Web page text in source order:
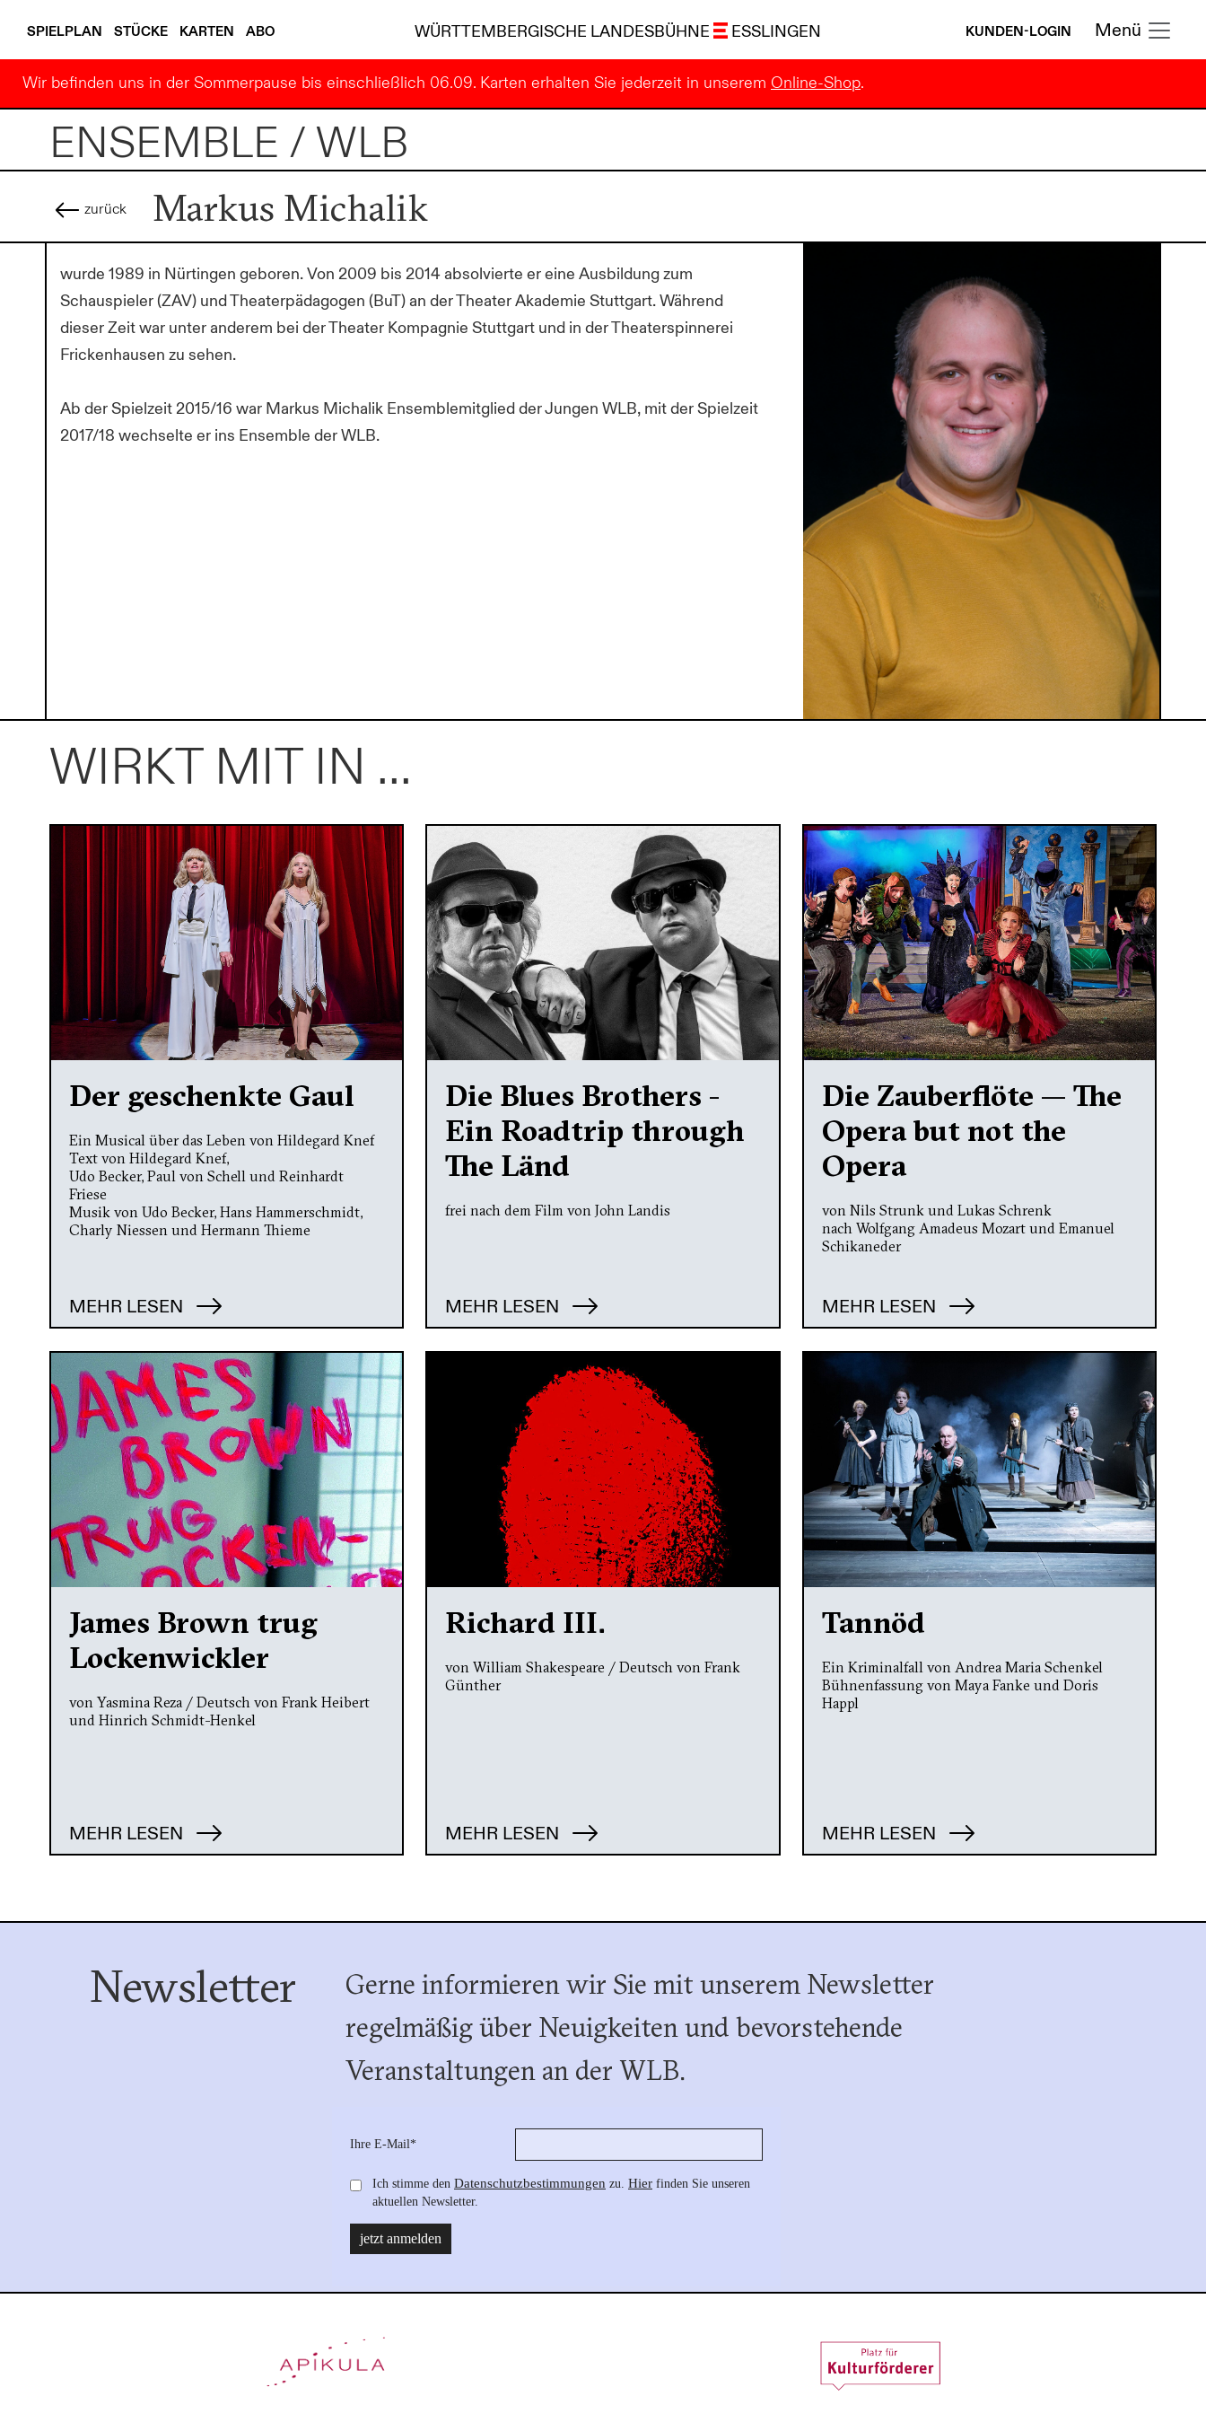
SPIELPLAN STÜCKE KARTEN ABO WÜRTTEMBERGISCHE LANDESBÜHNE ESSLINGEN KUNDEN-LOGIN Menü
Wir befinden uns in der Sommerpause bis einschließlich 06.09. Karten erhalten Sie jederzeit in unserem Online-Shop.
ENSEMBLE / WLB
zurück Markus Michalik
wurde 1989 in Nürtingen geboren. Von 2009 bis 2014 absolvierte er eine Ausbildung zum
Schauspieler (ZAV) und Theaterpädagogen (BuT) an der Theater Akademie Stuttgart. Während
dieser Zeit war unter anderem bei der Theater Kompagnie Stuttgart und in der Theaterspinnerei
Frickenhausen zu sehen.
Ab der Spielzeit 2015/16 war Markus Michalik Ensemblemitglied der Jungen WLB, mit der Spielzeit
2017/18 wechselte er ins Ensemble der WLB.
WIRKT MIT IN ...
Der geschenkte Gaul
Ein Musical über das Leben von Hildegard Knef
Text von Hildegard Knef,
Udo Becker, Paul von Schell und Reinhardt
Friese
Musik von Udo Becker, Hans Hammerschmidt,
Charly Niessen und Hermann Thieme
MEHR LESEN
Die Blues Brothers -
Ein Roadtrip through
The Länd
frei nach dem Film von John Landis
MEHR LESEN
Die Zauberflöte — The
Opera but not the
Opera
von Nils Strunk und Lukas Schrenk
nach Wolfgang Amadeus Mozart und Emanuel
Schikaneder
MEHR LESEN
James Brown trug
Lockenwickler
von Yasmina Reza / Deutsch von Frank Heibert
und Hinrich Schmidt-Henkel
MEHR LESEN
Richard III.
von William Shakespeare / Deutsch von Frank
Günther
MEHR LESEN
Tannöd
Ein Kriminalfall von Andrea Maria Schenkel
Bühnenfassung von Maya Fanke und Doris
Happl
MEHR LESEN
Newsletter
Gerne informieren wir Sie mit unserem Newsletter
regelmäßig über Neuigkeiten und bevorstehende
Veranstaltungen an der WLB.